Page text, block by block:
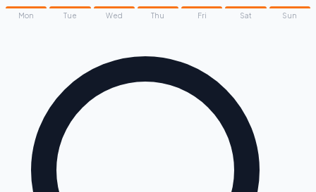
Mon Tue Wed Thu Fri Sat Sun